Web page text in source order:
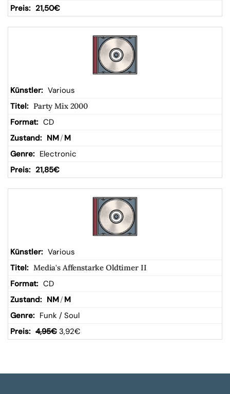
21,50€
Various
Party Mix 2000
CD
NM/ M
Electronic
21,85€
Various
Media's Affenstarke Oldtimer II
CD
NM/ M
Funk / Soul
4,95€ 3,92€